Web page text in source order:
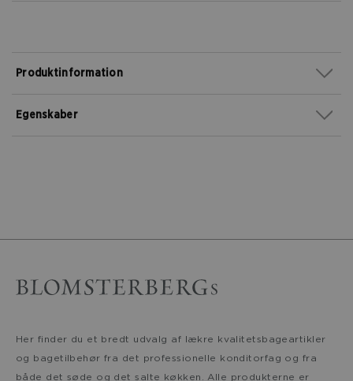
Egenskaber
Produktinformation
Her finder du et bredt udvalg af lækre kvalitetsbageartikler
og bagetilbehør fra det professionelle konditorfag og fra
både det søde og det salte køkken. Alle produkterne er